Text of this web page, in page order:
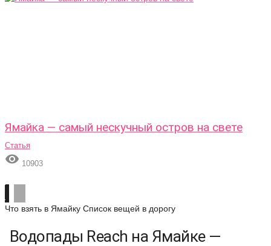
Ямайка — самый нескучный остров на свете
Статья
 10903
Что взять в Ямайку Список вещей в дорогу
Водопады Reach на Ямайке —